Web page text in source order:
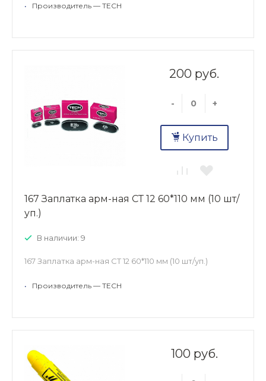
• Производитель — TECH
200 руб.
- +
Купить
167 Заплатка арм-ная СТ 12 60*110 мм (10 шт/
уп.)
В наличии: 9
167 Заплатка арм-ная СТ 12 60*110 мм (10 шт/уп.)
• Производитель — TECH
100 руб.